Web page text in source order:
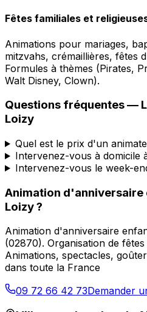
Fêtes familiales et
Animations pour mariages,
mitzvahs, crémaillières, fêtes
Formules à thèmes (Pirates,
Walt Disney, Clown).
Questions fréquentes —
Loizy
Quel est le prix d'un
Intervenez-vous à domicile
Intervenez-vous le week-
Animation d'anniversaire
Loizy?
Animation d'anniversaire
(02870). Organisation de
Animations, spectacles,
dans toute la France
09 72 66 42 73Demander